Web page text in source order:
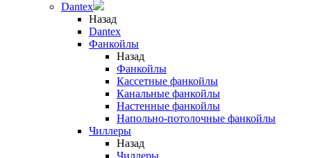
Dantex
Назад
Dantex
Фанкойлы
Назад
Фанкойлы
Кассетные фанкойлы
Канальные фанкойлы
Настенные фанкойлы
Напольно-потолочные фанкойлы
Чиллеры
Назад
Чиллеры